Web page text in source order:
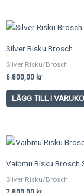
Silver Risku Brosch
Silver Risku/Brosch
6.800,00 kr
LÄGG TILL I
Vaibmu Risku Brosch
Silver Risku/Brosch